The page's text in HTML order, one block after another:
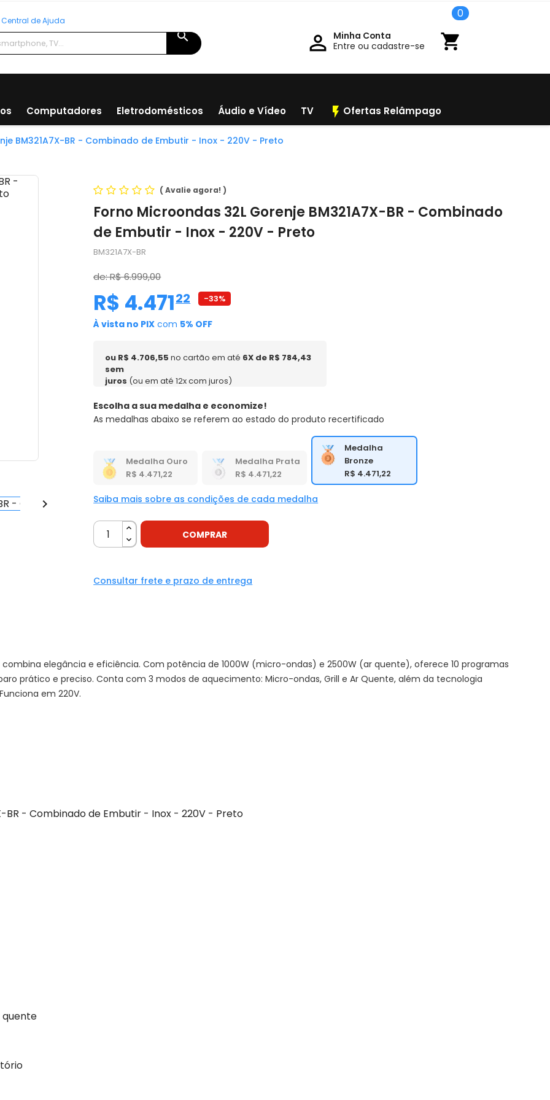
Central de Ajuda
search  Minha Conta
Entre ou cadastre-se
shopping_cart
0
Computadores Eletrodomésticos Áudio e Vídeo TV flash_on Ofertas Relâmpago
BM321A7X-BR - Combinado de Embutir - Inox - 220V - Preto

(Avalie agora!)
Forno Microondas 32L Gorenje BM321A7X-BR - Combinado
de Embutir - Inox - 220V - Preto
BM321A7X-BR
de: R$ 6.999,00
R$ 4.471,
22 -33%
À vista no PIX com 5% OFF
ou R$ 4.706,55 no cartão em até 6X de R$ 784,43
sem
juros (ou em até 12x com juros)
Escolha a sua medalha e economize!
As medalhas abaixo se referem ao estado do produto recertificado
Medalha Ouro
R$ 4.471,22
Medalha Prata
R$ 4.471,22
Medalha
Bronze
R$ 4.471,22
Saiba mais sobre as condições de cada medalha
COMPRAR
Consultar frete e prazo de entrega
combina elegância e eficiência. Com potência de 1000W (micro-ondas) e 2500W (ar quente), oferece 10 programas
prático e preciso. Conta com 3 modos de aquecimento: Micro-ondas, Grill e Ar Quente, além da tecnologia
em 220V.
BR - Combinado de Embutir - Inox - 220V - Preto
quente